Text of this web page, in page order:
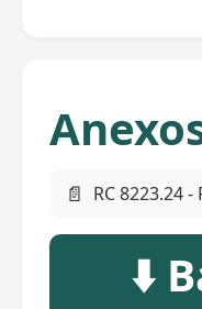
📄 RC 8223.24
⬇️